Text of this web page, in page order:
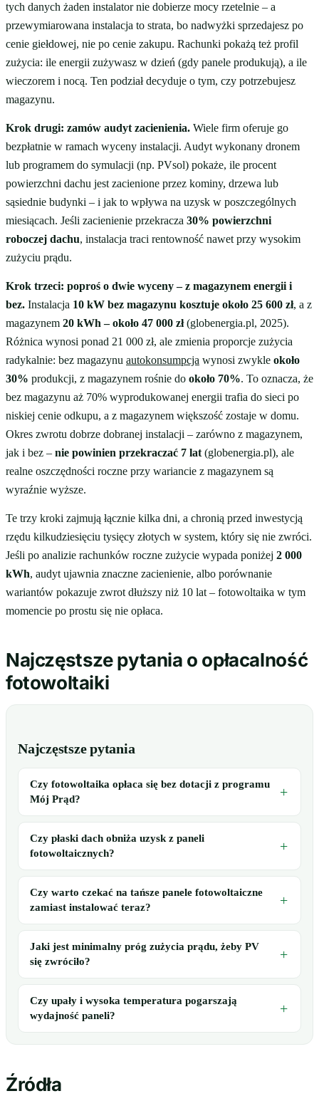
tych danych żaden instalator nie dobierze mocy rzetelnie – a
przewymiarowana instalacja to strata, bo nadwyżki sprzedajesz po
cenie giełdowej, nie po cenie zakupu. Rachunki pokażą też profil
zużycia: ile energii zużywasz w dzień (gdy panele produkują), a ile
wieczorem i nocą. Ten podział decyduje o tym, czy potrzebujesz
magazynu.
Krok drugi: zamów audyt zacienienia. Wiele firm oferuje go
bezpłatnie w ramach wyceny instalacji. Audyt wykonany dronem
lub programem do symulacji (np. PVsol) pokaże, ile procent
powierzchni dachu jest zacienione przez kominy, drzewa lub
sąsiednie budynki – i jak to wpływa na uzysk w poszczególnych
miesiącach. Jeśli zacienienie przekracza 30% powierzchni
roboczej dachu, instalacja traci rentowność nawet przy wysokim
zużyciu prądu.
Krok trzeci: poproś o dwie wyceny – z magazynem energii i
bez. Instalacja 10 kW bez magazynu kosztuje około 25 600 zł, a z
magazynem 20 kWh – około 47 000 zł(globenergia.pl, 2025).
Różnica wynosi ponad 21 000 zł, ale zmienia proporcje zużycia
radykalnie: bez magazynu autokonsumpcja wynosi zwykle około
30% produkcji, z magazynem rośnie do około 70%. To oznacza, że
bez magazynu aż 70% wyprodukowanej energii trafia do sieci po
niskiej cenie odkupu, a z magazynem większość zostaje w domu.
Okres zwrotu dobrze dobranej instalacji – zarówno z magazynem,
jak i bez – nie powinien przekraczać 7 lat (globenergia.pl), ale
realne oszczędności roczne przy wariancie z magazynem są
wyraźnie wyższe.
Te trzy kroki zajmują łącznie kilka dni, a chronią przed inwestycją
rzędu kilkudziesięciu tysięcy złotych w system, który się nie zwróci.
Jeśli po analizie rachunków roczne zużycie wypada poniżej 2 000
kWh, audyt ujawnia znaczne zacienienie, albo porównanie
wariantów pokazuje zwrot dłuższy niż 10 lat – fotowoltaika w tym
momencie po prostu się nie opłaca.
Najczęstsze pytania o opłacalność
fotowoltaiki
Najczęstsze pytania
Czy fotowoltaika opłaca się bez dotacji z programu
Mój Prąd?
Czy płaski dach obniża uzysk z paneli
fotowoltaicznych?
Czy warto czekać na tańsze panele fotowoltaiczne
zamiast instalować teraz?
Jaki jest minimalny próg zużycia prądu, żeby PV
się zwróciło?
Czy upały i wysoka temperatura pogarszają
wydajność paneli?
Źródła